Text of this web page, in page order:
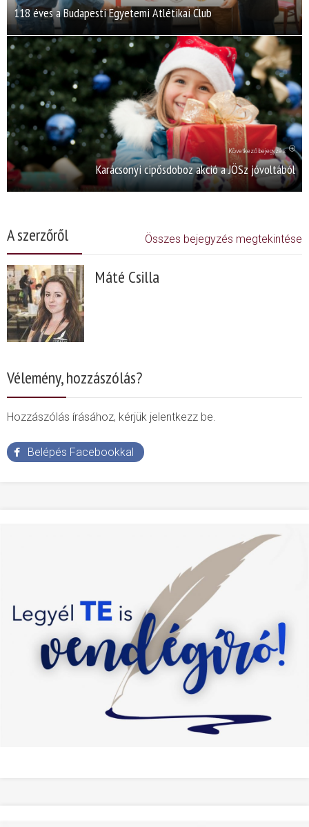
118 éves a Budapesti Egyetemi Atlétikai Club
Következő bejegyzés
Karácsonyi cipősdoboz akció a JÖSz jóvoltából
A szerzőről Összes bejegyzés megtekintése
Máté Csilla
Vélemény, hozzászólás?
Hozzászólás írásához, kérjük jelentkezz be.
Belépés Facebookkal